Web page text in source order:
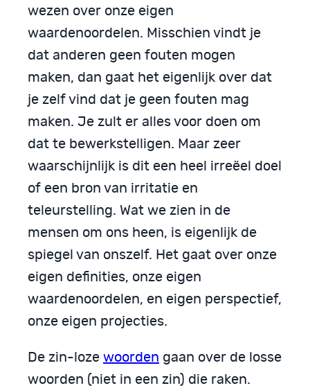
wezen over onze eigen
waardenoordelen. Misschien vindt je
dat anderen geen fouten mogen
maken, dan gaat het eigenlijk over dat
je zelf vind dat je geen fouten mag
maken. Je zult er alles voor doen om
dat te bewerkstelligen. Maar zeer
waarschijnlijk is dit een heel irreëel doel
of een bron van irritatie en
teleurstelling. Wat we zien in de
mensen om ons heen, is eigenlijk de
spiegel van onszelf. Het gaat over onze
eigen definities, onze eigen
waardenoordelen, en eigen perspectief,
onze eigen projecties.
De zin-loze woorden gaan over de losse
woorden (niet in een zin) die raken.